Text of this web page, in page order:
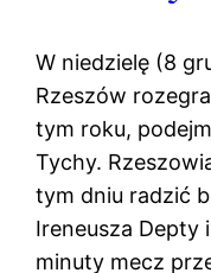
W niedzielę (8
Rzeszów
tym roku,
Tychy.
tym dniu radzić
Ireneusza Depty
minuty mecz